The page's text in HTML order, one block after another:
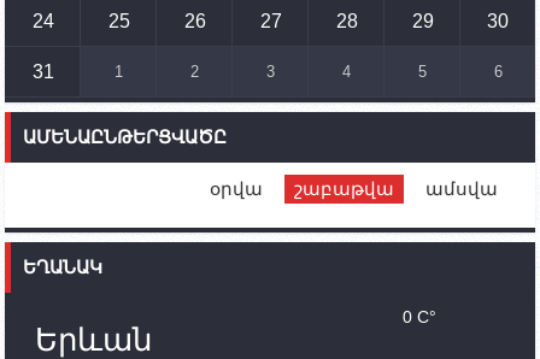
տեղակայված հայկական դիրքերի անձնակազմի
համար սնունդ տեղափոխող մեքենայի
ունեն. կիպրոսցի խորհրդարանականը՝ Ալեն
Ֆրանսիայի ԱԳ նախարարը կայցելի Հայաստան
պատասխանատուներ կմնան ԼՂ-ում՝ մինչև
որոնողափրկարարական աշխատանքների
24 25 26 27 28 29 30
31 1 2 3 4 5 6
ԱՄԵՆԱԸՆԹԵՐՑՎԱԾԸ
օրվա շաբաթվա ամսվա
ԵՂԱՆԱԿ
Երևան
0 C°